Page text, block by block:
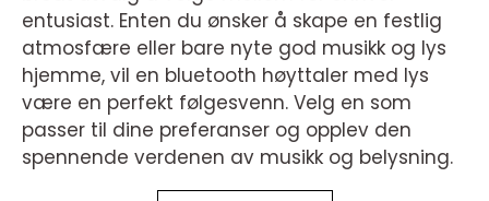
entusiast. Enten du ønsker å skape en festlig
atmosfære eller bare nyte god musikk og lys
hjemme, vil en bluetooth høyttaler med lys
være en perfekt følgesvenn. Velg en som
passer til dine preferanser og opplev den
spennende verdenen av musikk og belysning.